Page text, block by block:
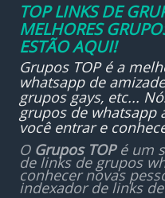
TOP LINKS DE
MELHORES
ESTÃO AQUI!
Grupos TOP é a
whatsapp de
grupos gays, etc...
grupos de whatsapp
você entrar e
O Grupos TOPé um
de links de grupos
conhecer novas
indexador de links